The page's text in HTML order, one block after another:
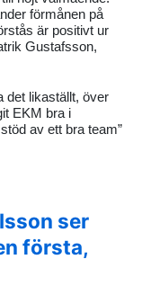
förmånen på
är positivt ur
Gustafsson,
det likaställt, över
EKM bra i
av ett bra team”
ser
första,